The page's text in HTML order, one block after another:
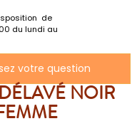
de
du lundi au
votre question
NOIR